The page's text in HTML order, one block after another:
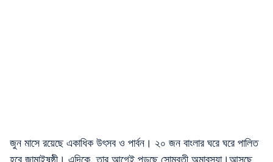
জুন মাসে রয়েছে একাধিক উৎসব ও পার্বন। ২০ জন বাংলার ঘরে ঘরে পালিত
হবে জামাইষষ্ঠী। এদিকে, তার আগেই পডছে সোমবতী অমাবস্যা।আসছে